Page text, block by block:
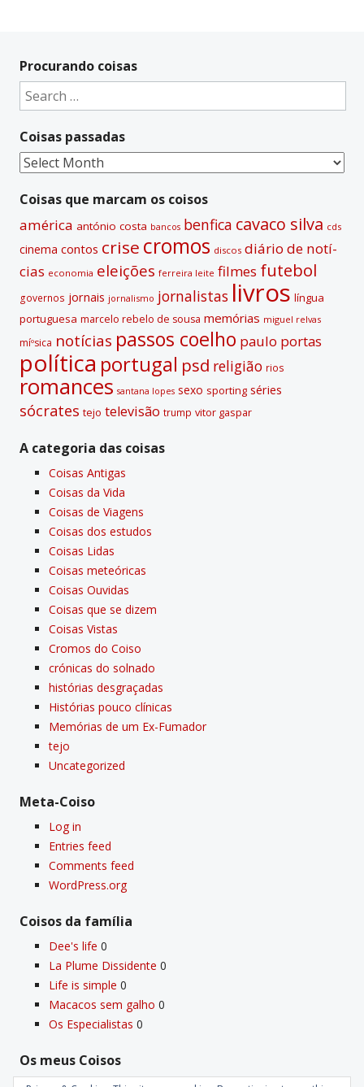
Procurando coisas
Search
for:
Coisas passadas
Coisas
Coisas que marcam os coisos
américa antónio costa bancos benfica cavaco silva cds
cinema contos crise cromos discos diário de notí­
cias economia eleições ferreira leite filmes futebol
governos jornais jornalismo jornalistas livros lí­ngua
portuguesa marcelo rebelo de sousa memórias miguel relvas
míºsica notí­cias passos coelho paulo portas
polí­tica portugal psd religião rios
romances santana lopes sexo sporting séries
sócrates tejo televisão trump vitor gaspar
A categoria das coisas
Coisas Antigas
Coisas da Vida
Coisas de Viagens
Coisas dos estudos
Coisas Lidas
Coisas meteóricas
Coisas Ouvidas
Coisas que se dizem
Coisas Vistas
Cromos do Coiso
crónicas do solnado
histórias desgraçadas
Histórias pouco clí­nicas
Memórias de um Ex-Fumador
tejo
Uncategorized
Meta-Coiso
Log in
Entries feed
Comments feed
WordPress.org
Coisos da famí­lia
Dee's life 0
La Plume Dissidente 0
Life is simple 0
Macacos sem galho 0
Os Especialistas 0
Os meus Coisos